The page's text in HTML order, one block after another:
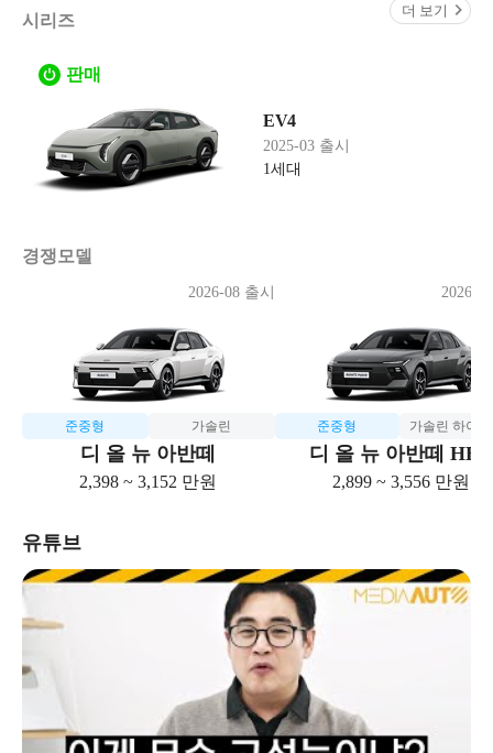
시리즈
더 보기
판매
EV4
2025-03 출시
1세대
경쟁모델
준중형 가솔린
디 올 뉴 아반떼
2026-08 출시
2,398 ~ 3,152 만원
준중형 가솔린 하이
디 올 뉴 아반떼 HEV
2026-
2,899 ~ 3,556 만원
유튜브